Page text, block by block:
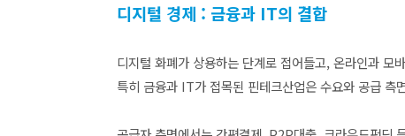
디지털 경제 : 금융과 IT의 결합
디지털 화폐가 상용하는 단계로 접어들고, 온라인과 모
특히 금융과 IT가 접목된 핀테크산업은 수요와 공급 측